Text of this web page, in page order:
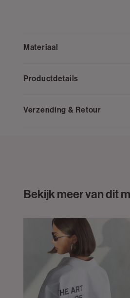
Materiaal
Productdetails
Verzending & Retour
Bekijk meer van dit